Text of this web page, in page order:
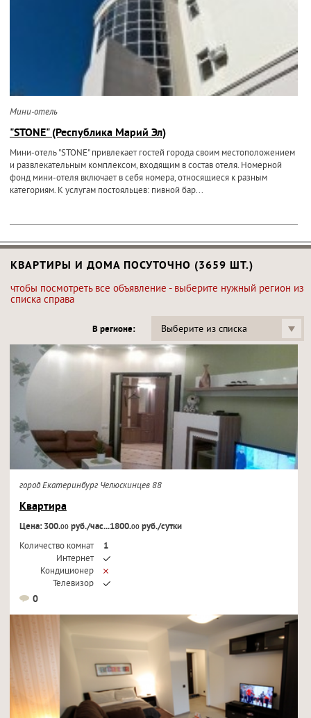
Мини-отель
"STONE" (Республика Марий Эл)
Мини-отель "STONE" привлекает гостей города своим местоположением
и развлекательным комплексом, входящим в состав отеля. Номерной
фонд мини-отеля включает в себя номера, относящиеся к разным
категориям. К услугам постояльцев: пивной бар...
КВАРТИРЫ И ДОМА ПОСУТОЧНО (3659 ШТ.)
чтобы посмотреть все объявление - выберите нужный регион из
списка справа
В регионе: Выберите из списка
город Екатеринбург Челюскинцев 88
Квартира
Цена: 300.00руб./час...1800.00руб./сутки
Количество комнат
1
Интернет
Кондиционер
Телевизор
0